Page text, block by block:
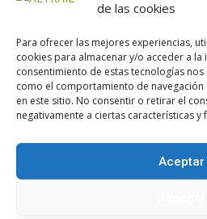
de las cookies
Para ofrecer las mejores experiencias,
cookies para almacenar y/o acceder a
consentimiento de estas tecnologías
como el comportamiento de
en este sitio. No consentir o retirar el
negativamente a ciertas características y
Aceptar
Calle Daoiz, 12,